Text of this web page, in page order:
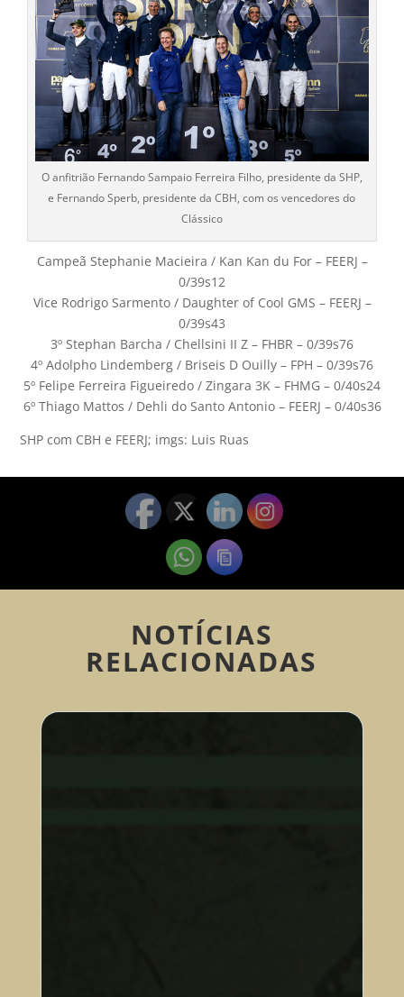
O anfitrião Fernando Sampaio Ferreira Filho, presidente da SHP,
e Fernando Sperb, presidente da CBH, com os vencedores do
Clássico
Campeã Stephanie Macieira / Kan Kan du For – FEERJ –
0/39s12
Vice Rodrigo Sarmento / Daughter of Cool GMS – FEERJ –
0/39s43
3º Stephan Barcha / Chellsini II Z – FHBR – 0/39s76
4º Adolpho Lindemberg / Briseis D Ouilly – FPH – 0/39s76
5º Felipe Ferreira Figueiredo / Zingara 3K – FHMG – 0/40s24
6º Thiago Mattos / Dehli do Santo Antonio – FEERJ – 0/40s36
SHP com CBH e FEERJ; imgs: Luis Ruas
NOTÍCIAS
RELACIONADAS